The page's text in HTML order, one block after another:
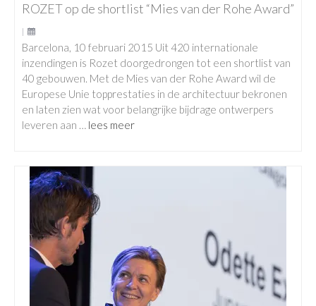
ROZET op de shortlist “Mies van der Rohe Award”
|
Barcelona, 10 februari 2015 Uit 420 internationale
inzendingen is Rozet doorgedrongen tot een shortlist van
40 gebouwen. Met de Mies van der Rohe Award wil de
Europese Unie topprestaties in de architectuur bekronen
en laten zien wat voor belangrijke bijdrage ontwerpers
leveren aan … lees meer